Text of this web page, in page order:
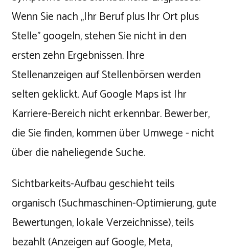
Wenn Sie nach „Ihr Beruf plus Ihr Ort plus
Stelle" googeln, stehen Sie nicht in den
ersten zehn Ergebnissen. Ihre
Stellenanzeigen auf Stellenbörsen werden
selten geklickt. Auf Google Maps ist Ihr
Karriere-Bereich nicht erkennbar. Bewerber,
die Sie finden, kommen über Umwege - nicht
über die naheliegende Suche.
Sichtbarkeits-Aufbau geschieht teils
organisch (Suchmaschinen-Optimierung, gute
Bewertungen, lokale Verzeichnisse), teils
bezahlt (Anzeigen auf Google, Meta,